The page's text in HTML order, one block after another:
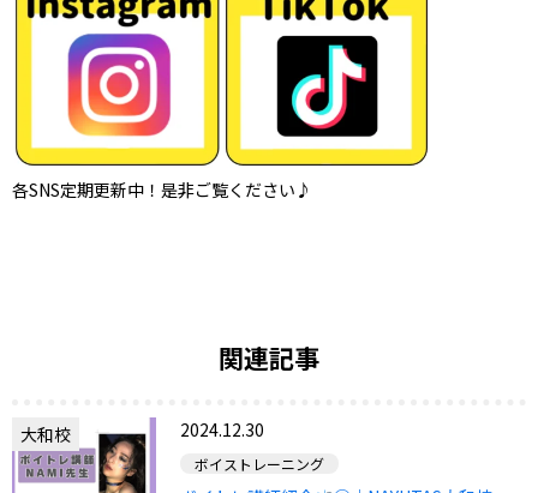
各SNS定期更新中！是非ご覧ください♪
関連記事
大和校 2024.12.30
ボイストレーニング